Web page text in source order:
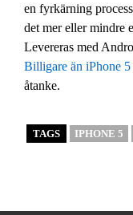
en fyrkärning
det mer eller mindre
Levereras med
Billigare än iPhone 5
åtanke.
TAGS IPHONE 5